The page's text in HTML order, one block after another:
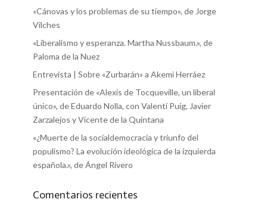
«Cánovas y los problemas de su tiempo», de Jorge
Vilches
«Liberalismo y esperanza. Martha Nussbaum.», de
Paloma de la Nuez
Entrevista | Sobre «Zurbarán» a Akemi Herráez
Presentación de «Alexis de Tocqueville, un liberal
único», de Eduardo Nolla, con Valentí Puig, Javier
Zarzalejos y Vicente de la Quintana
«¿Muerte de la socialdemocracia y triunfo del
populismo? La evolución ideológica de la izquierda
española.», de Ángel Rivero
Comentarios recientes